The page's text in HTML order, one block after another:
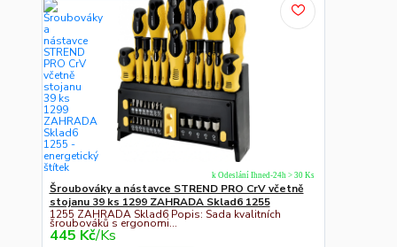
Šroubováky a nástavce STREND PRO CrV včetně
stojanu 39 ks 1299 ZAHRADA Sklad6 1255
1255 ZAHRADA Sklad6 Popis: Sada kvalitních
šroubováků s ergonomi...
445 Kč/Ks
k Odeslání Ihned-24h > 30 Ks